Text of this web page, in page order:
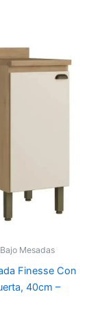
Mesadas
Finesse Con
40cm –